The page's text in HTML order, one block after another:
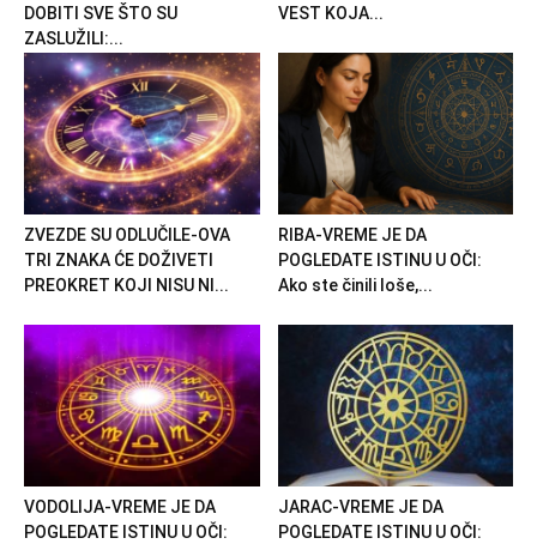
DOBITI SVE ŠTO SU
ZASLUŽILI:...
VEST KOJA...
ZVEZDE SU ODLUČILE-OVA
TRI ZNAKA ĆE DOŽIVETI
PREOKRET KOJI NISU NI...
RIBA-VREME JE DA
POGLEDATE ISTINU U OČI:
Ako ste činili loše,...
VODOLIJA-VREME JE DA
POGLEDATE ISTINU U OČI:
JARAC-VREME JE DA
POGLEDATE ISTINU U OČI: